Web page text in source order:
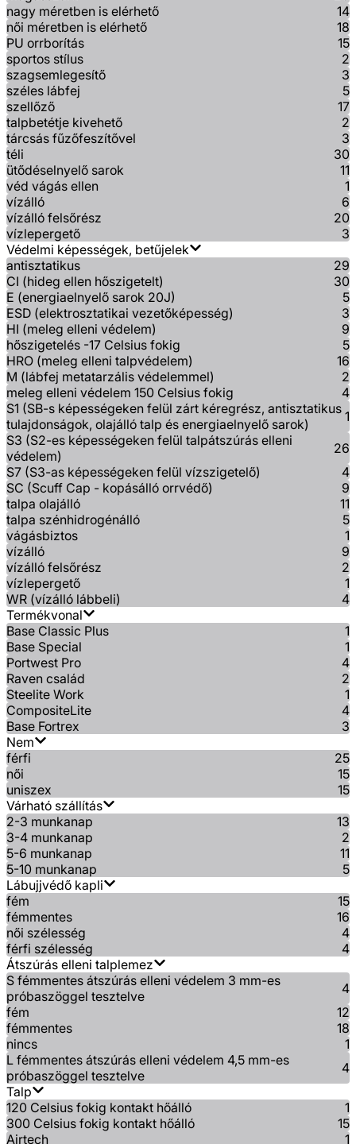
nagy méretben is elérhető
14
női méretben is elérhető
18
PU orrborítás
15
sportos stílus
2
szagsemlegesítő
3
széles lábfej
5
szellőző
17
talpbetétje kivehető
2
tárcsás fűzőfeszítővel
3
téli
30
ütődéselnyelő sarok
11
véd vágás ellen
1
vízálló
6
vízálló felsőrész
20
vízlepergető
3
Védelmi képességek, betűjelek
antisztatikus
29
CI (hideg ellen hőszigetelt)
30
E (energiaelnyelő sarok 20J)
5
ESD (elektrosztatikai vezetőképesség)
3
HI (meleg elleni védelem)
9
hőszigetelés -17 Celsius fokig
5
HRO (meleg elleni talpvédelem)
16
M (lábfej metatarzális védelemmel)
2
meleg elleni védelem 150 Celsius fokig
4
S1 (SB-s képességeken felül zárt kéregrész, antisztatikus
tulajdonságok, olajálló talp és energiaelnyelő sarok)
1
S3 (S2-es képességeken felül talpátszúrás elleni
védelem)
26
S7 (S3-as képességeken felül vízszigetelő)
4
SC (Scuff Cap - kopásálló orrvédő)
9
talpa olajálló
11
talpa szénhidrogénálló
5
vágásbiztos
1
vízálló
9
vízálló felsőrész
2
vízlepergető
1
WR (vízálló lábbeli)
4
Termékvonal
Base Classic Plus
1
Base Special
1
Portwest Pro
4
Raven család
2
Steelite Work
1
CompositeLite
4
Base Fortrex
3
Nem
férfi
25
női
15
uniszex
15
Várható szállítás
2-3 munkanap
13
3-4 munkanap
2
5-6 munkanap
11
5-10 munkanap
5
Lábujjvédő kapli
fém
15
fémmentes
16
női szélesség
4
férfi szélesség
4
Átszúrás elleni talplemez
S fémmentes átszúrás elleni védelem 3 mm-es
próbaszöggel tesztelve
4
fém
12
fémmentes
18
nincs
1
L fémmentes átszúrás elleni védelem 4,5 mm-es
próbaszöggel tesztelve
4
Talp
120 Celsius fokig kontakt hőálló
1
300 Celsius fokig kontakt hőálló
15
Airtech
1